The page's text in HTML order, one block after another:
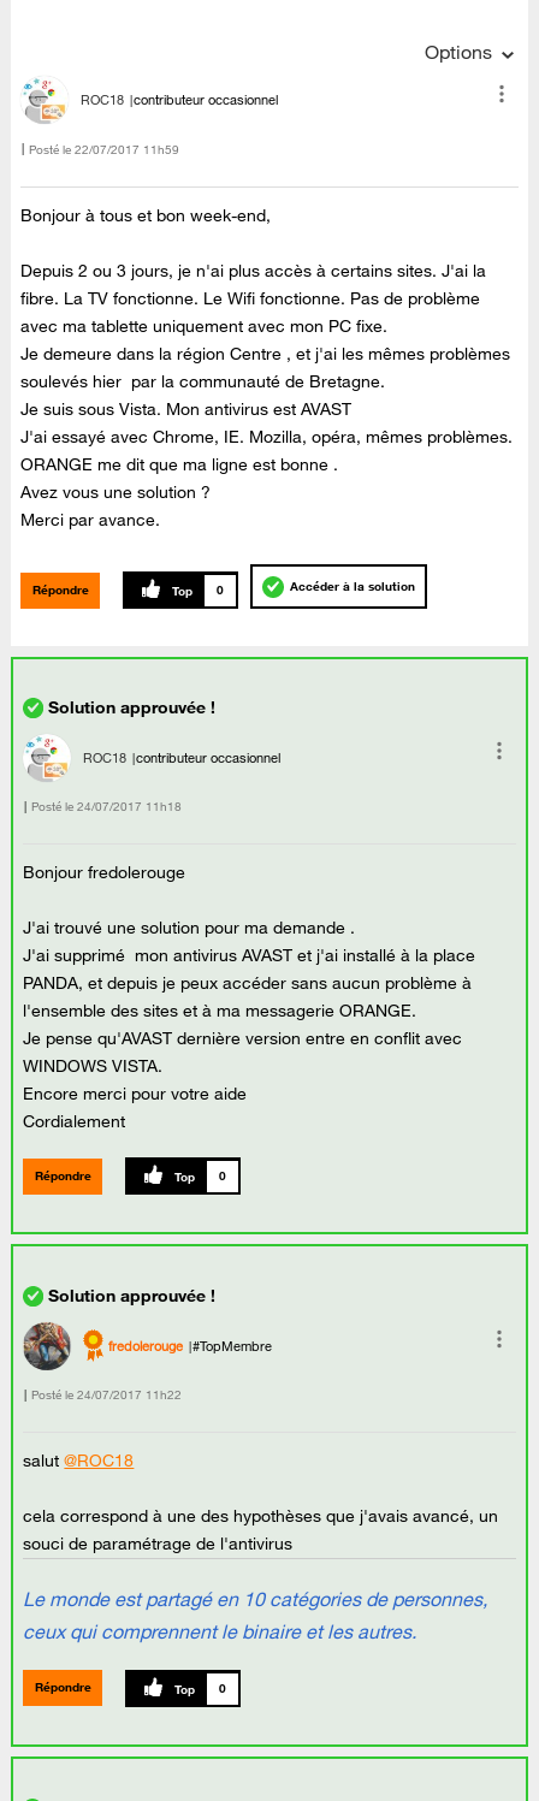
Options
ROC18 contributeur occasionnel
Posté le ‎22/07/2017 11h59
Bonjour à tous et bon week-end,
Depuis 2 ou 3 jours, je n'ai plus accès à certains sites. J'ai la
fibre. La TV fonctionne. Le Wifi fonctionne. Pas de problème
avec ma tablette uniquement avec mon PC fixe.
Je demeure dans la région Centre , et j'ai les mêmes problèmes
soulevés hier par la communauté de Bretagne.
Je suis sous Vista. Mon antivirus est AVAST
J'ai essayé avec Chrome, IE. Mozilla, opéra, mêmes problèmes.
ORANGE me dit que ma ligne est bonne .
Avez vous une solution ?
Merci par avance.
Répondre 0 Accéder à la solution
ROC18 contributeur occasionnel
Posté le ‎24/07/2017 11h18
Bonjour fredolerouge
J'ai trouvé une solution pour ma demande .
J'ai supprimé mon antivirus AVAST et j'ai installé à la place
PANDA, et depuis je peux accéder sans aucun problème à
l'ensemble des sites et à ma messagerie ORANGE.
Je pense qu'AVAST dernière version entre en conflit avec
WINDOWS VISTA.
Encore merci pour votre aide
Cordialement
Répondre 0
fredolerouge #TopMembre
Posté le ‎24/07/2017 11h22
salut@ROC18
cela correspond à une des hypothèses que j'avais avancé, un
souci de paramétrage de l'antivirus
Le monde est partagé en 10 catégories de personnes,
ceux qui comprennent le binaire et les autres.
Répondre 0